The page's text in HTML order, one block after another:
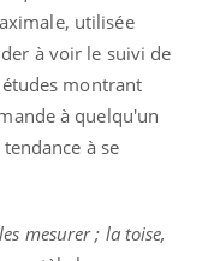
utilisée
à voir le suivi de
études montrant
à quelqu'un
à se
mesurer ; la toise,